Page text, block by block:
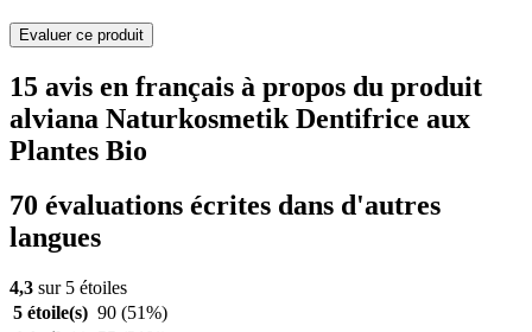
Evaluer ce produit
15 avis en français à propos du produit
alviana Naturkosmetik Dentifrice aux
Plantes Bio
70 évaluations écrites dans d'autres
langues
4,3 sur 5 étoiles
5 étoile(s) 90 (51%)